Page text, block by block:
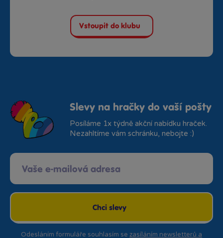
Vstoupit do klubu
Slevy na hračky do vaší pošty
Posíláme 1x týdně akční nabídku hraček.
Nezahltíme vám schránku, nebojte :)
Chci slevy
Odesláním formuláře souhlasím se zasíláním newsletterů a